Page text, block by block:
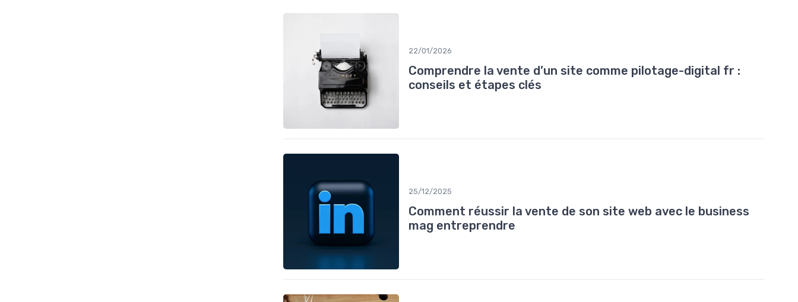
22/01/2026
Comprendre la vente d’un site comme pilotage-digital fr :
conseils et étapes clés
25/12/2025
Comment réussir la vente de son site web avec le business
mag entreprendre